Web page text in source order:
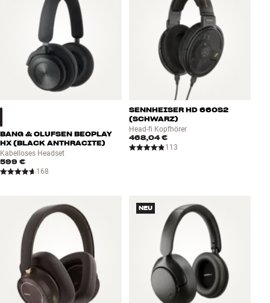
BANG & OLUFSEN BEOPLAY
HX (BLACK ANTHRACITE)
Kabelloses Headset
599 €
168
SENNHEISER HD 660S2
(SCHWARZ)
Head-fi Kopfhörer
468,04 €
113
NEU